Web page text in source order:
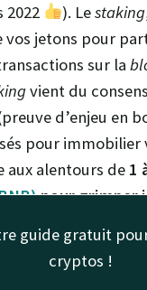
2022
). Lestaking
vos jetons pour
sur la
vient du
d’enjeu en
pour immobilier
aux alentours de 1
pour grimper
(AXS)
(EGLD) ou 9 à
guide gratuit
cryptos !